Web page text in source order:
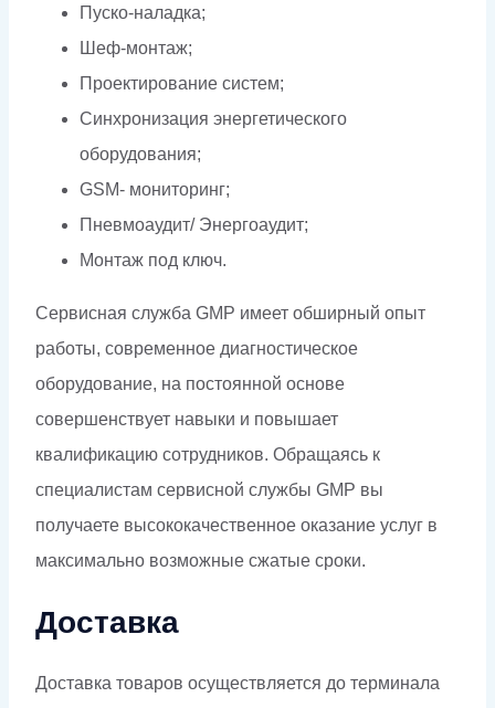
Пуско-наладка;
Шеф-монтаж;
Проектирование систем;
Синхронизация энергетического
оборудования;
GSM- мониторинг;
Пневмоаудит/ Энергоаудит;
Монтаж под ключ.
Сервисная служба GMP имеет обширный опыт
работы, современное диагностическое
оборудование, на постоянной основе
совершенствует навыки и повышает
квалификацию сотрудников. Обращаясь к
специалистам сервисной службы GMP вы
получаете высококачественное оказание услуг в
максимально возможные сжатые сроки.
Доставка
Доставка товаров осуществляется до терминала